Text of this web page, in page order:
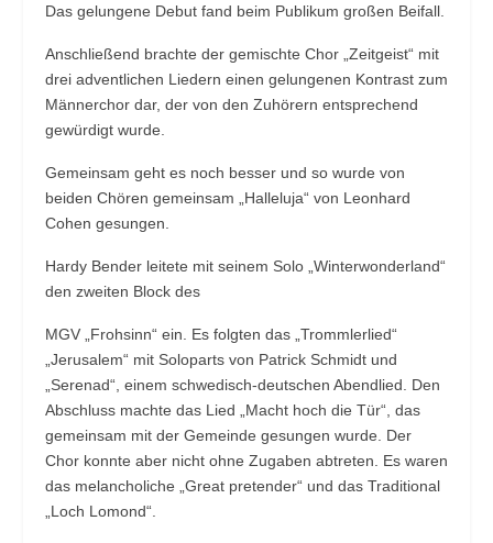
Das gelungene Debut fand beim Publikum großen Beifall.
Anschließend brachte der gemischte Chor „Zeitgeist“ mit
drei adventlichen Liedern einen gelungenen Kontrast zum
Männerchor dar, der von den Zuhörern entsprechend
gewürdigt wurde.
Gemeinsam geht es noch besser und so wurde von
beiden Chören gemeinsam „Halleluja“ von Leonhard
Cohen gesungen.
Hardy Bender leitete mit seinem Solo „Winterwonderland“
den zweiten Block des
MGV „Frohsinn“ ein. Es folgten das „Trommlerlied“
„Jerusalem“ mit Soloparts von Patrick Schmidt und
„Serenad“, einem schwedisch-deutschen Abendlied. Den
Abschluss machte das Lied „Macht hoch die Tür“, das
gemeinsam mit der Gemeinde gesungen wurde. Der
Chor konnte aber nicht ohne Zugaben abtreten. Es waren
das melancholiche „Great pretender“ und das Traditional
„Loch Lomond“.